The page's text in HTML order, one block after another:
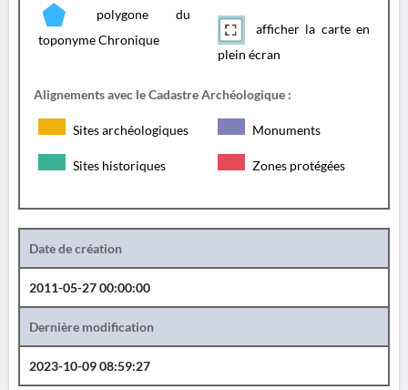
polygone du
toponyme Chronique
afficher la carte en
plein écran
Alignements avec le Cadastre Archéologique :
Sites archéologiques Monuments
Sites historiques Zones protégées
Date de création
2011-05-27 00:00:00
Dernière modification
2023-10-09 08:59:27